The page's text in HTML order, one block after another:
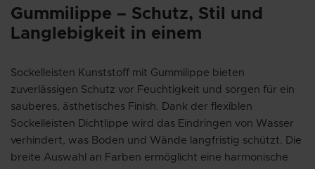
Gummilippe – Schutz, Stil und
Langlebigkeit in einem
Sockelleisten Kunststoff mit Gummilippe bieten
zuverlässigen Schutz vor Feuchtigkeit und sorgen für ein
sauberes, ästhetisches Finish. Dank der flexiblen
Sockelleisten Dichtlippe wird das Eindringen von Wasser
verhindert, was Boden und Wände langfristig schützt. Die
breite Auswahl an Farben ermöglicht eine harmonische